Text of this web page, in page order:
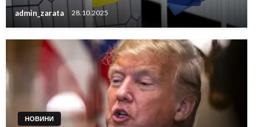
admin_zarata 28.10.2025
НОВИНИ